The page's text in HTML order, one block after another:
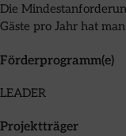
Die
Gäste pro Jahr hat
Förderprogramm(e)
LEADER
Projektträger